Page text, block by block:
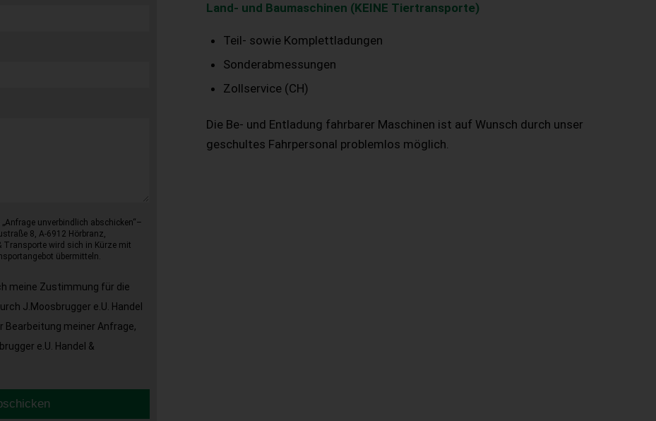
unverbindlich abschicken“–
8, A-6912 Hörbranz,
Transporte wird sich in Kürze mit
übermitteln.
meine Zustimmung für die
J.Moosbrugger e.U. Handel
Bearbeitung meiner Anfrage,
e.U. Handel &
Land- und Baumaschinen (KEINE Tiertransporte)
Teil- sowie Komplettladungen
Sonderabmessungen
Zollservice (CH)
Die Be- und Entladung fahrbarer Maschinen ist auf Wunsch durch unser
geschultes Fahrpersonal problemlos möglich.